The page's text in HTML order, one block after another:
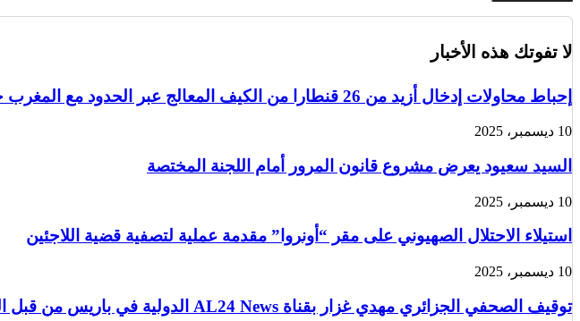
لا تفوتك هذه الأخبار
إحباط محاولات إدخال أزيد من 26 قنطارا من الكيف المعالج عبر الحدود مع المغرب خلال أسبوع
10 ديسمبر، 2025
السيد سعيود يعرض مشروع قانون المرور أمام اللجنة المختصة
10 ديسمبر، 2025
استيلاء الاحتلال الصهيوني على مقر “أونروا” مقدمة عملية لتصفية قضية اللاجئين
10 ديسمبر، 2025
توقيف الصحفي الجزائري مهدي غزار بقناة AL24 News الدولية في باريس من قبل الشرطة الفرنسية